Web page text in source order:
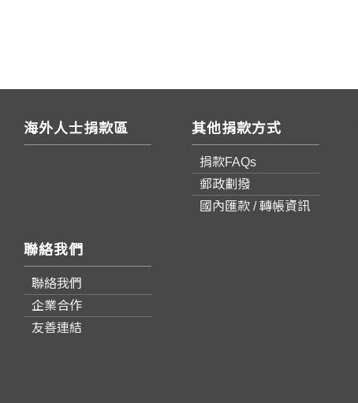
海外人士捐款區 其他捐款方式
捐款FAQs
郵政劃撥
國內匯款 / 轉帳資訊
聯絡我們
聯絡我們
企業合作
友善連結